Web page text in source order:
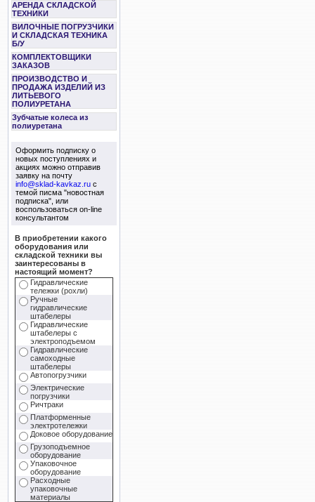
АРЕНДА СКЛАДСКОЙ
ТЕХНИКИ
ВИЛОЧНЫЕ ПОГРУЗЧИКИ
И СКЛАДСКАЯ ТЕХНИКА
Б/У
КОМПЛЕКТОВЩИКИ
ЗАКАЗОВ
ПРОИЗВОДСТВО И
ПРОДАЖА ИЗДЕЛИЙ ИЗ
ЛИТЬЕВОГО
ПОЛИУРЕТАНА
Зубчатые колеса из
полиуретана
Оформить подписку о
новых поступлениях и
акциях можно отправив
заявку на почту
info@sklad-kavkaz.ruс
темой писма "новостная
подписка", или
воспользоваться on-line
консультантом
В приобретении какого
оборудования или
складской техники вы
заинтересованы в
настоящий момент?
Гидравлические
тележки (рохли)
Ручные
гидравлические
штабелеры
Гидравлические
штабелеры с
электроподъемом
Гидравлические
самоходные
штабелеры
Автопогрузчики
Электрические
погрузчики
Ричтраки
Платформенные
электротележки
Доковое оборудование
Грузоподъемное
оборудование
Упаковочное
оборудование
Расходные
упаковочные
материалы